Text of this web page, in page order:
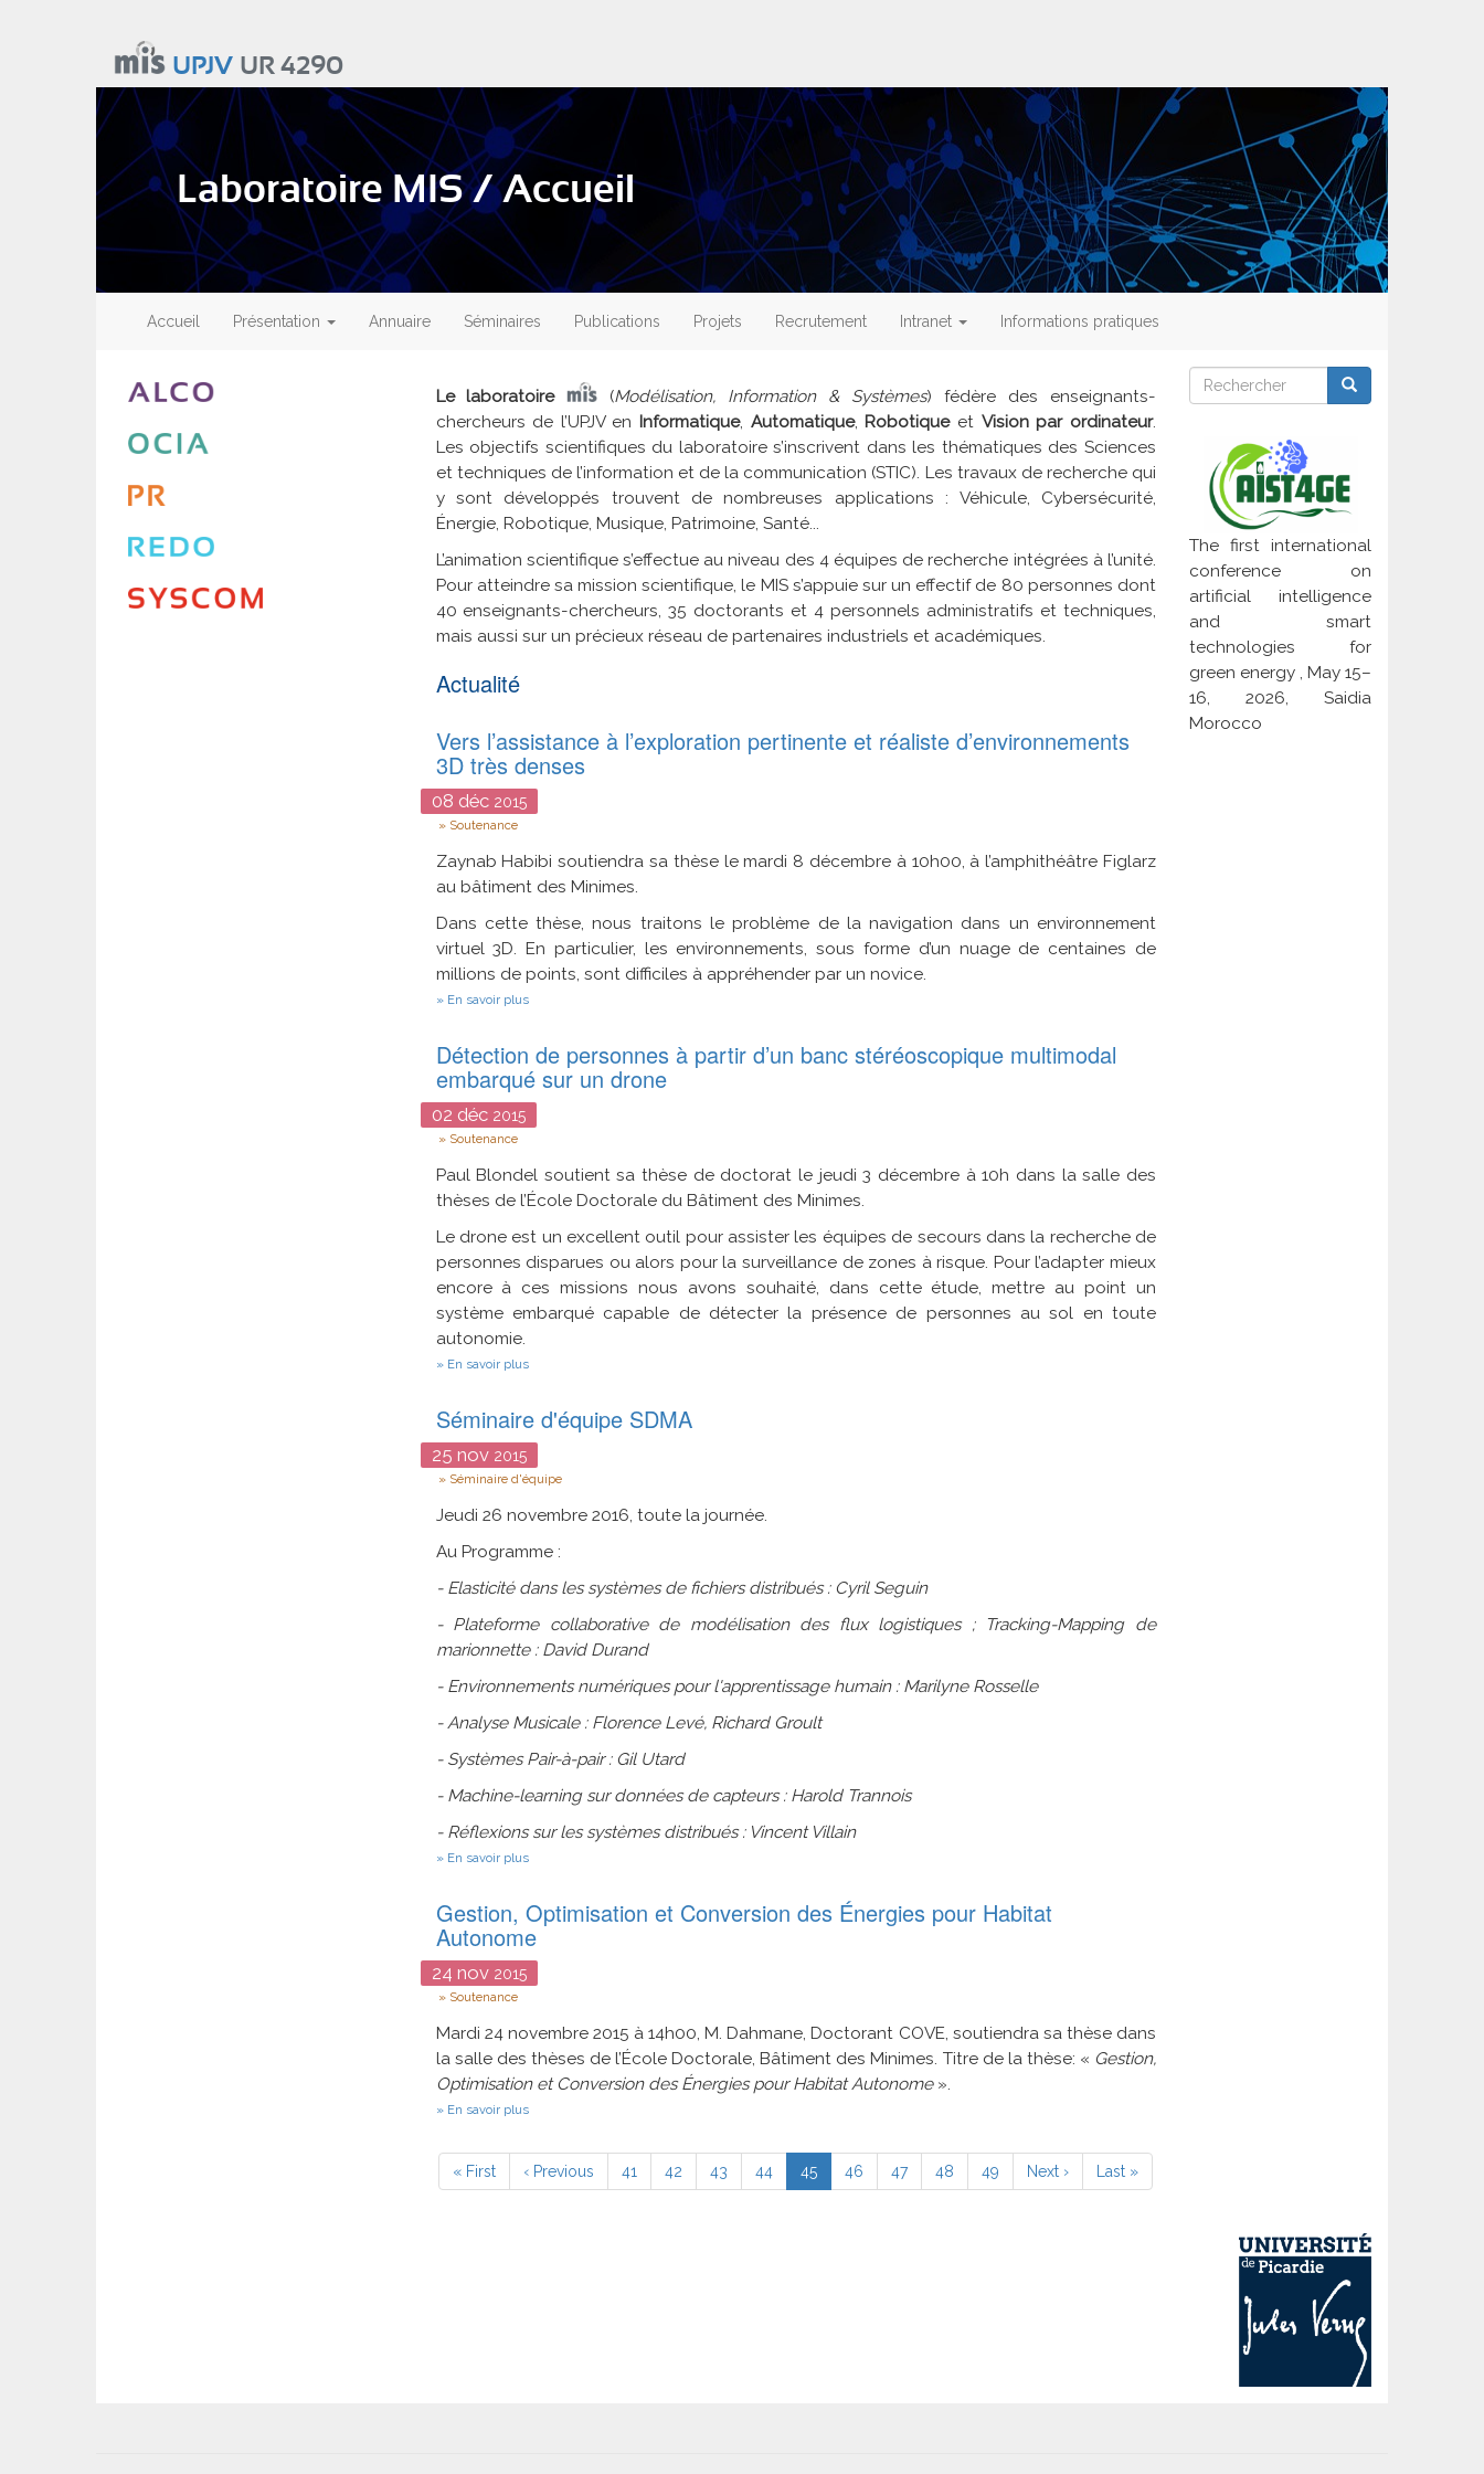
UPJVUR 4290
Laboratoire MIS / Accueil
Main
navigation
Accueil Présentation Annuaire Séminaires Publications Projets Recrutement Intranet Informations pratiques
Le laboratoire (Modélisation, Information & Systèmes) fédère des enseignants-
chercheurs de l’UPJV en Informatique, Automatique, Robotiqueet Vision par ordinateur.
Les objectifs scientifiques du laboratoire s’inscrivent dans les thématiques des Sciences
et techniques de l’information et de la communication (STIC). Les travaux de recherche qui
y sont développés trouvent de nombreuses applications : Véhicule, Cybersécurité,
Énergie, Robotique, Musique, Patrimoine, Santé...
L’animation scientifique s’effectue au niveau des 4 équipes de recherche intégrées à l’unité.
Pour atteindre sa mission scientifique, le MIS s’appuie sur un effectif de 80 personnes dont
40 enseignants-chercheurs, 35 doctorants et 4 personnels administratifs et techniques,
mais aussi sur un précieux réseau de partenaires industriels et académiques.
Actualité
Vers l’assistance à l’exploration pertinente et réaliste d’environnements
3D très denses
08 déc2015
Type
Soutenance
Zaynab Habibi soutiendra sa thèse le mardi 8 décembre à 10h00, à l’amphithéâtre Figlarz
au bâtiment des Minimes.
Dans cette thèse, nous traitons le problème de la navigation dans un environnement
virtuel 3D. En particulier, les environnements, sous forme d’un nuage de centaines de
millions de points, sont difficiles à appréhender par un novice.
En savoir plussur
l’exploration
pertinente
et
très
denses
Détection de personnes à partir d’un banc stéréoscopique multimodal
embarqué sur un drone
02 déc2015
Type
Soutenance
Paul Blondel soutient sa thèse de doctorat le jeudi 3 décembre à 10h dans la salle des
thèses de l’École Doctorale du Bâtiment des Minimes.
Le drone est un excellent outil pour assister les équipes de secours dans la recherche de
personnes disparues ou alors pour la surveillance de zones à risque. Pour l’adapter mieux
encore à ces missions nous avons souhaité, dans cette étude, mettre au point un
système embarqué capable de détecter la présence de personnes au sol en toute
autonomie.
En savoir plussur
personnes
à
d’un
banc
multimodal
sur
drone
Séminaire d'équipe SDMA
25 nov2015
Type
Séminaire d'équipe
Jeudi 26 novembre 2016, toute la journée.
Au Programme :
- Elasticité dans les systèmes de fichiers distribués : Cyril Seguin
- Plateforme collaborative de modélisation des flux logistiques ; Tracking-Mapping de
marionnette : David Durand
- Environnements numériques pour l'apprentissage humain : Marilyne Rosselle
- Analyse Musicale : Florence Levé, Richard Groult
- Systèmes Pair-à-pair : Gil Utard
- Machine-learning sur données de capteurs : Harold Trannois
- Réflexions sur les systèmes distribués : Vincent Villain
En savoir plussur
SDMA
Gestion, Optimisation et Conversion des Énergies pour Habitat
Autonome
24 nov2015
Type
Soutenance
Mardi 24 novembre 2015 à 14h00, M. Dahmane, Doctorant COVE, soutiendra sa thèse dans
la salle des thèses de l’École Doctorale, Bâtiment des Minimes. Titre de la thèse: « Gestion,
Optimisation et Conversion des Énergies pour Habitat Autonome ».
En savoir plussur
Conversion
des
Pagination
Première
page
« First
Page
précédente
‹ Previous Page
41 Page
42 Page
43 Page
44
Page
courante
45 Page
46 Page
47 Page
48 Page
49
Page
suivante
Next ›
Dernière
page
Last »
Rechercher
Rechercher Rechercher
The first international
conference on
artificial intelligence
and smart
technologies for
green energy , May 15–
16, 2026, Saidia
Morocco